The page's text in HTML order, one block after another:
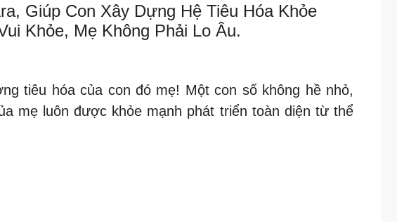
Giúp Con Xây Dựng Hệ Tiêu Hóa Khỏe
Khỏe, Mẹ Không Phải Lo Âu.
tiêu hóa của con đó mẹ! Một con số không hề nhỏ,
mẹ luôn được khỏe mạnh phát triển toàn diện từ thể